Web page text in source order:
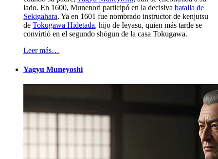
lado. En 1600, Munenori participó en la decisiva batalla de
Sekigahara. Ya en 1601 fue nombrado instructor de kenjutsu
de Tokugawa Hidetada, hijo de Ieyasu, quien más tarde se
convirtió en el segundo shōgun de la casa Tokugawa.
Leer más…
Yagyu Muneyoshi